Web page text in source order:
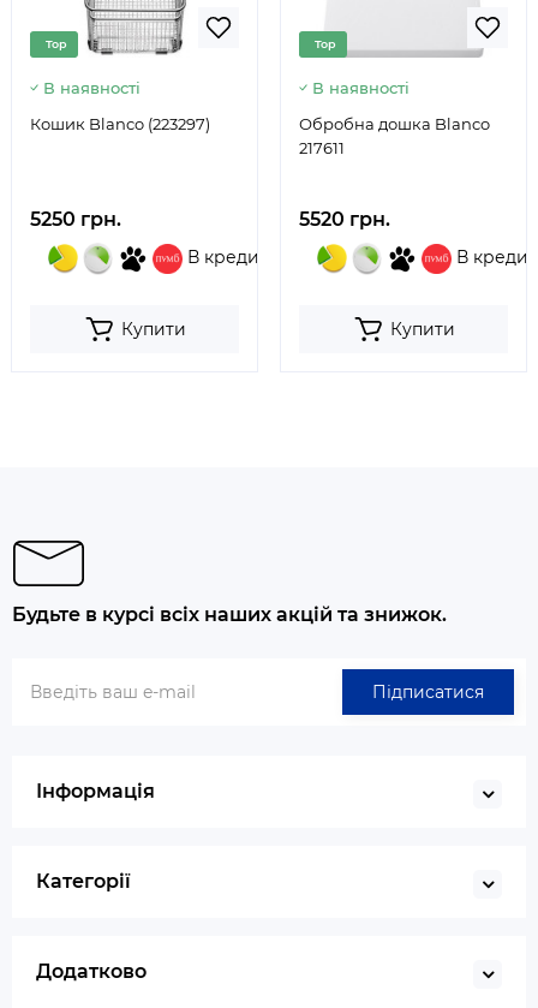
Top
В наявності
Кошик Blanco (223297)
5250 грн.
В кредит
Купити
Top
В наявності
Обробна дошка Blanco
217611
5520 грн.
В кредит
Купити
Будьте в курсі всіх наших акцій та знижок.
Підписатися
Інформація
Категорії
Додатково